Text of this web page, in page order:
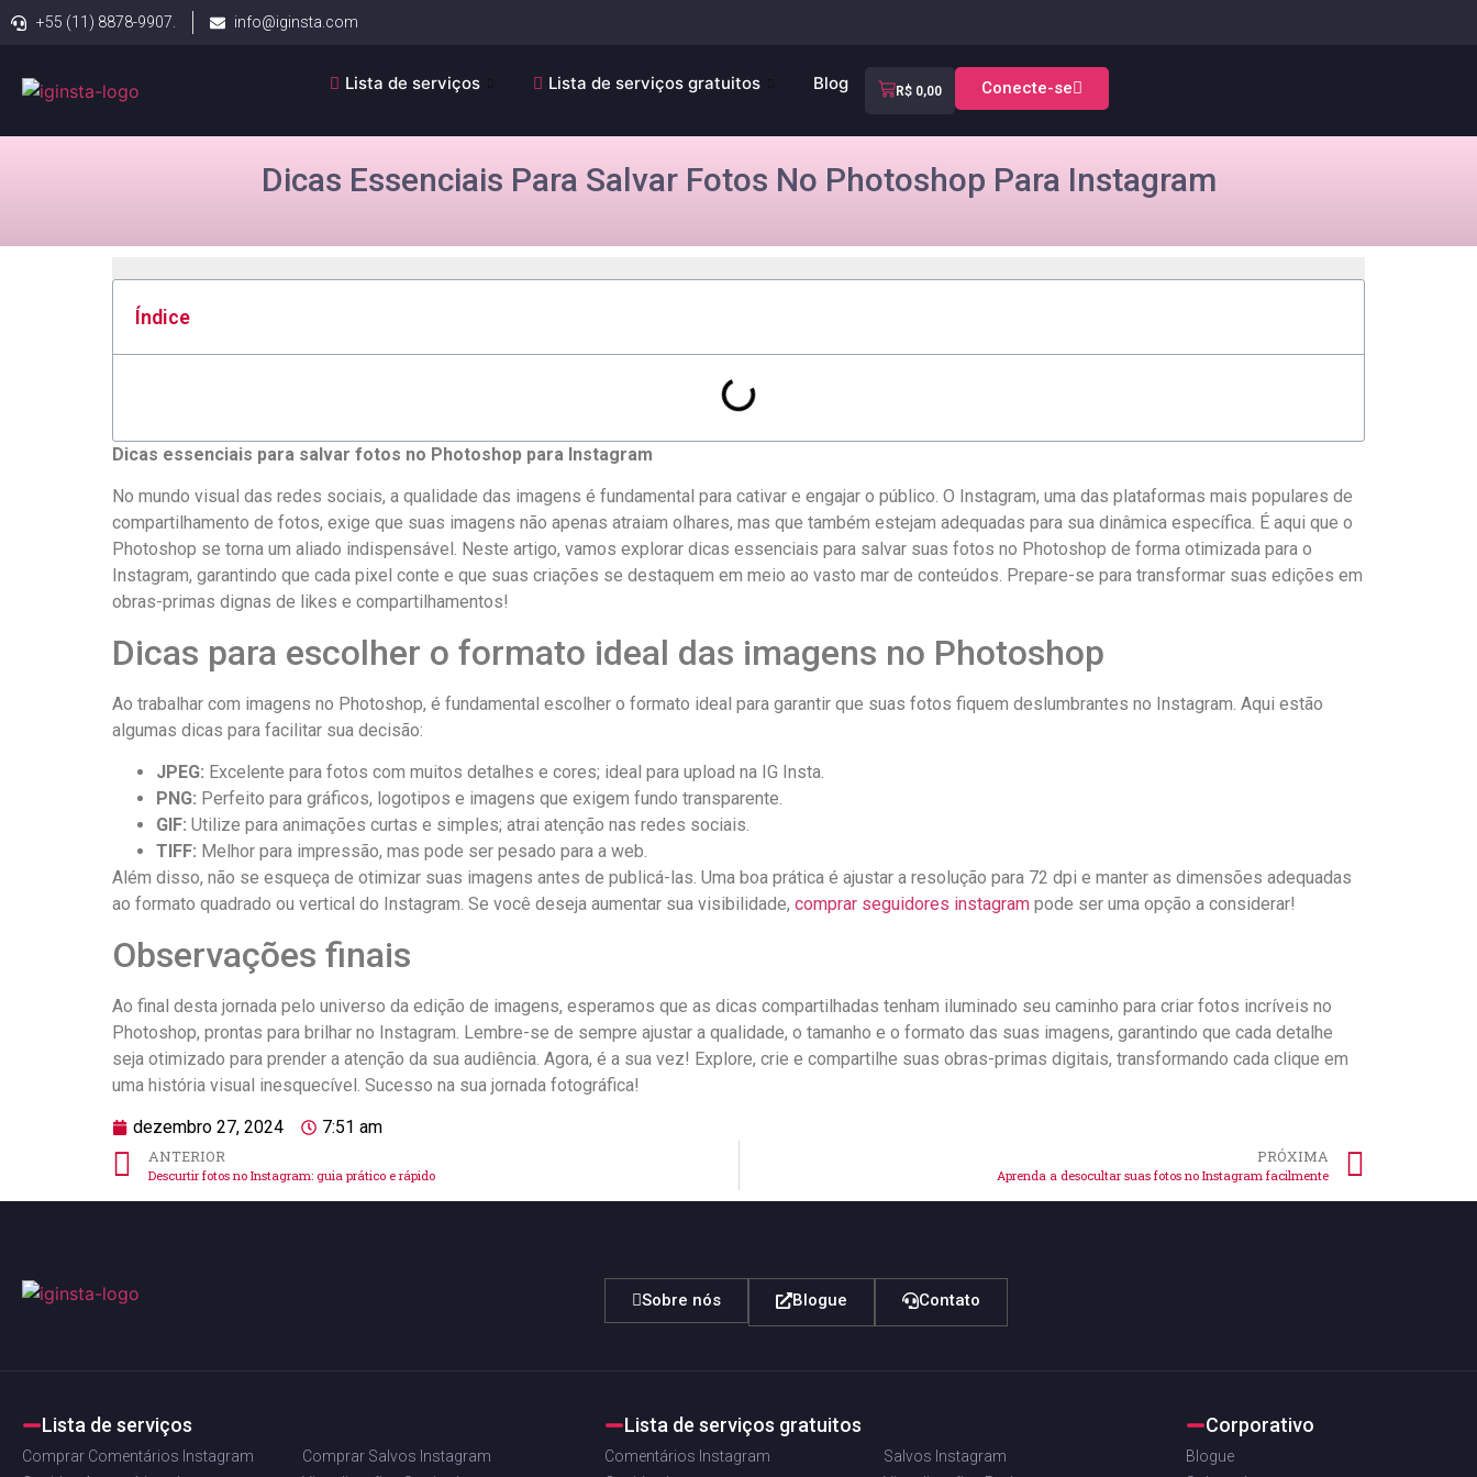
+55 (11) 8878-9907. info@iginsta.com
Lista de serviços Lista de serviços gratuitos Blog R$0,00 Conecte-se
Dicas Essenciais Para Salvar Fotos No Photoshop Para Instagram
Índice
Dicas essenciais para salvar‌ fotos no⁤ Photoshop para Instagram
No mundo visual ⁣das ​redes​ sociais, a qualidade das imagens é fundamental ​para cativar e engajar o público. O Instagram, uma das plataformas‌ mais populares de
compartilhamento de ⁢fotos, exige⁣ que ⁣suas imagens não apenas atraiam ‌olhares, mas que também estejam ⁤adequadas para sua dinâmica específica. É aqui ‍que o
Photoshop se torna ⁤um aliado ‍indispensável. Neste artigo, vamos explorar⁢ dicas⁢ essenciais para salvar ‍suas fotos no Photoshop ‌de forma otimizada para o
Instagram, ‍garantindo que⁤ cada ⁢pixel conte e que suas criações⁣ se destaquem em meio ao vasto mar de conteúdos. Prepare-se para transformar suas​ edições em
obras-primas dignas ⁣de likes e‍ compartilhamentos!
Dicas para escolher o‍ formato ideal das imagens no Photoshop
Ao trabalhar com ⁣imagens no Photoshop, é ⁤fundamental ‌escolher o formato⁤ ideal para⁤ garantir que suas fotos ⁣fiquem deslumbrantes no Instagram. ⁢Aqui estão
algumas dicas ⁢para facilitar sua decisão:
JPEG: Excelente para fotos com muitos detalhes e cores; ideal ⁤para upload na IG Insta.
PNG: Perfeito para gráficos, logotipos e imagens que exigem fundo transparente.
GIF: Utilize⁢ para animações curtas e⁢ simples; atrai atenção nas redes sociais.
TIFF: Melhor para impressão, ⁢mas ‍pode ser pesado⁢ para a web.
Além disso, não se esqueça⁢ de otimizar suas imagens antes de⁤ publicá-las. Uma boa⁢ prática é ajustar a ⁣resolução para⁤ 72 dpi e manter as ‍dimensões adequadas
⁣ao formato ‍quadrado ou ⁣vertical do Instagram. Se você⁣ deseja aumentar sua visibilidade, comprar seguidores instagram pode⁣ ser uma opção a ⁢considerar!
Observações finais
Ao final desta jornada pelo universo‍ da edição de imagens, esperamos que as dicas compartilhadas tenham iluminado seu ⁢caminho para criar‌ fotos incríveis ‍no
Photoshop, prontas⁣ para brilhar no Instagram. Lembre-se de sempre ⁤ajustar a ⁢qualidade, o tamanho e o formato das suas imagens,‍ garantindo ‍que cada detalhe
seja otimizado⁤ para prender ‌a atenção ⁢da‍ sua audiência. Agora, é a sua vez! Explore, crie e compartilhe suas obras-primas digitais, transformando cada clique em
‍uma história visual inesquecível. Sucesso⁣ na sua‌ jornada fotográfica!
dezembro 27, 2024 7:51 am
ANTERIOR
Descurtir fotos no Instagram: guia prático e rápido
PRÓXIMA
Aprenda a desocultar suas fotos no Instagram facilmente
Sobre nós Blogue Contato
Lista de serviços
Comprar Comentários Instagram
Comprar Salvos Instagram
Lista de serviços gratuitos
Comentários Instagram
Salvos Instagram
Corporativo
Blogue